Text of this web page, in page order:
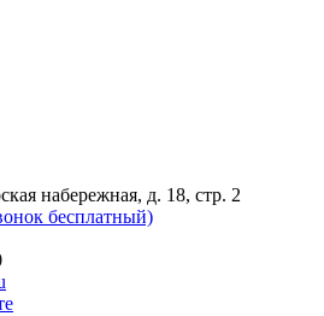
набережная, д. 18, стр. 2
бесплатный)